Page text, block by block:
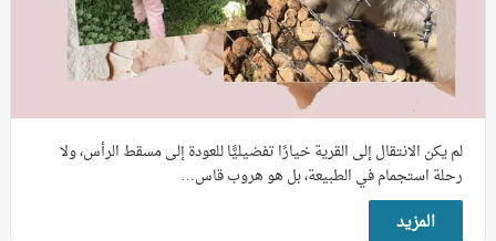
لم يكن الانتقال إلى القرية خيارًا تفضيليًّا للعودة إلى مسقط الرأس، ولا
رحلة استجمام في الطبيعة، بل هو هروب قاس…
المزيد